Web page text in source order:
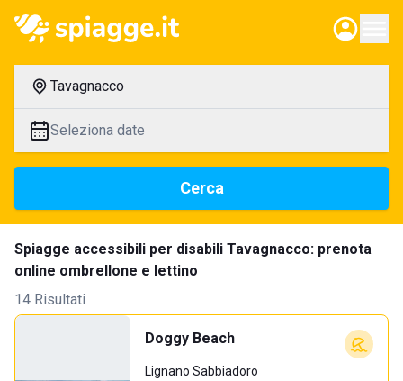
Tavagnacco
Seleziona date
Cerca
Spiagge accessibili per disabili Tavagnacco: prenota
online ombrellone e lettino
14 Risultati
Doggy Beach
Lignano Sabbiadoro